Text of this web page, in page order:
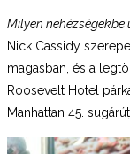
Milyen
Nick Cassidy
magasban, és a
Roosevelt Hotel
Manhattan 45.